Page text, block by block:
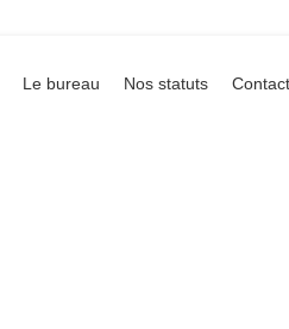
Le bureau Nos statuts Contact